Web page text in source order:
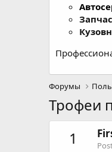
Форумы
Трофеи
1